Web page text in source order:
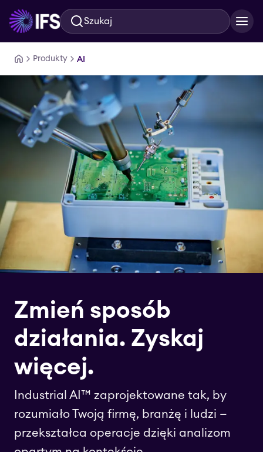
Przejdź do głównej treści
Szukaj
Produkty AI
Zmień sposób
działania. Zyskaj
więcej.
Industrial AI™ zaprojektowane tak, by
rozumiało Twoją firmę, branżę i ludzi —
przekształca operacje dzięki analizom